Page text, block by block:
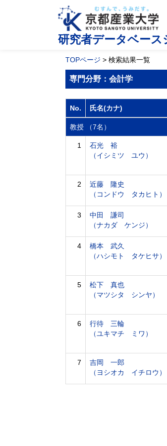
研究者データベース
TOPページ > 検索結果一覧
専門分野：会計学
No. 氏名(カナ)
教授 （7名）
1
石光 裕
（イシミツ ユウ）
2
近藤 隆史
（コンドウ タカヒト）
3
中田 謙司
（ナカダ ケンジ）
4
橋本 武久
（ハシモト タケヒサ）
5
松下 真也
（マツシタ シンヤ）
6
行待 三輪
（ユキマチ ミワ）
7
吉岡 一郎
（ヨシオカ イチロウ）